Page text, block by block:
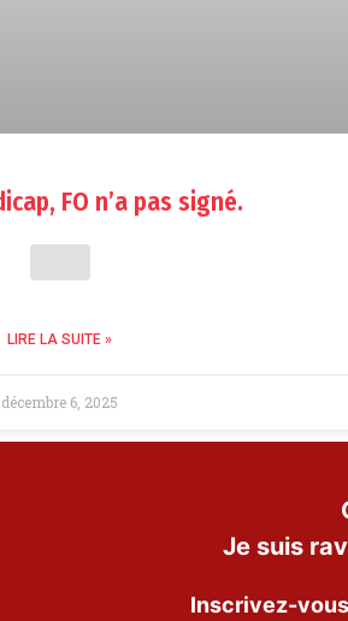
FO n’a pas signé.
LIRE LA SUITE »
décembre 6, 2025
Je suis
Inscrivez-